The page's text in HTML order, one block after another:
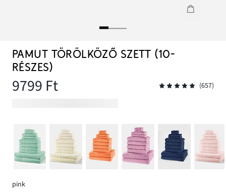
PAMUT TÖRÖLKÖZŐ SZETT (10-
RÉSZES)
9799 Ft (657)
pink